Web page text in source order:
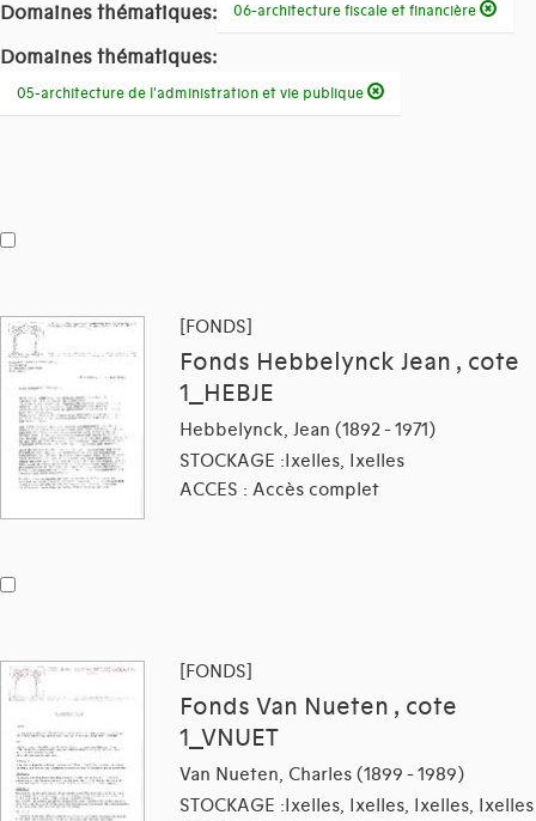
Domaines thématiques: 06-architecture fiscale et financière
Domaines thématiques:
05-architecture de l'administration et vie publique
[FONDS]
Fonds Hebbelynck Jean , cote
1_HEBJE
Hebbelynck, Jean (1892 - 1971)
STOCKAGE :Ixelles, Ixelles
ACCES : Accès complet
[FONDS]
Fonds Van Nueten , cote
1_VNUET
Van Nueten, Charles (1899 - 1989)
STOCKAGE :Ixelles, Ixelles, Ixelles, Ixelles